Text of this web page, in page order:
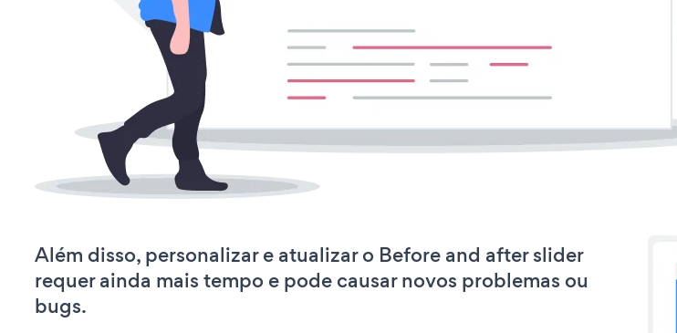
Além disso, personalizar e atualizar o Before and after slider
requer ainda mais tempo e pode causar novos problemas ou
bugs.